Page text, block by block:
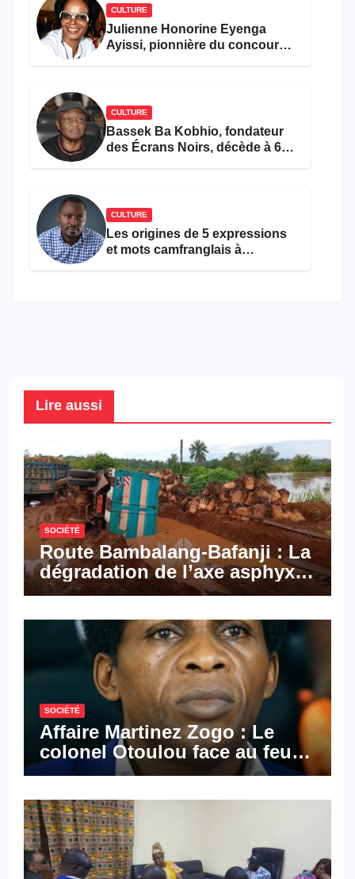
CULTURE
Julienne Honorine Eyenga
Ayissi, pionnière du concours
CULTURE
Bassek Ba Kobhio, fondateur
des Écrans Noirs, décède à 69
CULTURE
Les origines de 5 expressions
et mots camfranglais à
Lire aussi
SOCIÉTÉ
Route Bambalang-Bafanji : La
dégradation de l’axe asphyxie
les activités économiques
SOCIÉTÉ
Affaire Martinez Zogo : Le
colonel Otoulou face au feu
croisé des avocats de la